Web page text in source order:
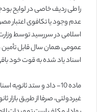
را طی ردیف خاصی در لوایح
عدم وجود یا تکافوی اعتبار
اسلامی در سررسید توسط
عمومی همان سال قابل تأمین
اسناد یاد شده به قوت خود
ماده 10- داد و ستد
غیردولتی، صرفا از طریق بازار